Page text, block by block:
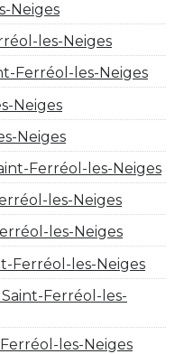
Neiges
les-Neiges
Ferréol-les-Neiges
Neiges
Neiges
Ferréol-les-Neiges
les-Neiges
les-Neiges
Ferréol-les-Neiges
Ferréol-les-
les-Neiges